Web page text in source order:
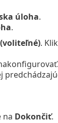
úloha.
.
.
na Dokončiť.